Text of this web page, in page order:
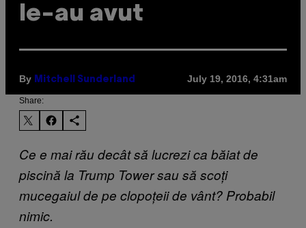
le-au avut
By Mitchell Sunderland July 19, 2016, 4:31am
Share:
Ce e mai rău decât să lucrezi ca băiat de
piscină la Trump Tower sau să scoți
mucegaiul de pe clopoțeii de vânt? Probabil
nimic.